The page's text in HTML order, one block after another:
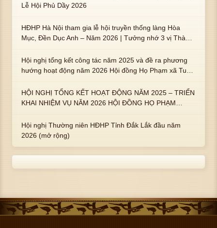
Lễ Hội Phủ Dầy 2026
HĐHP Hà Nội tham gia lễ hội truyền thống làng Hòa
Mục, Đền Dục Anh – Năm 2026 | Tưởng nhớ 3 vị Thành
trai : ngài Phạm Huy, Phạm Miện
Hội nghị tổng kết công tác năm 2025 và đề ra phương
hướng hoạt động năm 2026 Hội đồng Họ Phạm xã Tuy
HỘI NGHỊ TỔNG KẾT HOẠT ĐỘNG NĂM 2025 – TRIỂN
KHAI NHIỆM VỤ NĂM 2026 HỘI ĐỒNG HỌ PHẠM
Hội nghị Thường niên HĐHP Tỉnh Đắk Lắk đầu năm
2026 (mở rộng)